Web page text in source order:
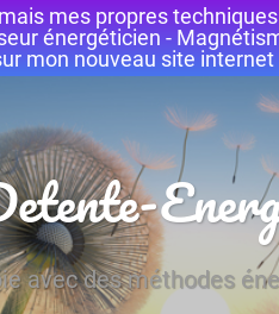
mes propres
énergéticien -
mon nouveau site internet
avec des méthodes